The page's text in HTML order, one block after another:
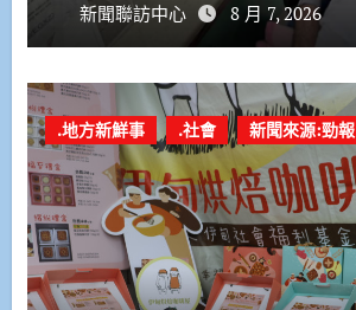
新聞聯訪中心 8 月 7, 2026
.地方新鮮事 .社會 新聞來源:勁報